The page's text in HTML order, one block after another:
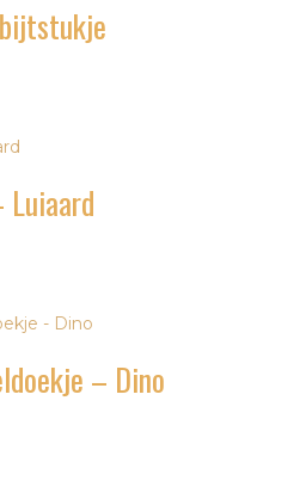
Luiaard
– Dino